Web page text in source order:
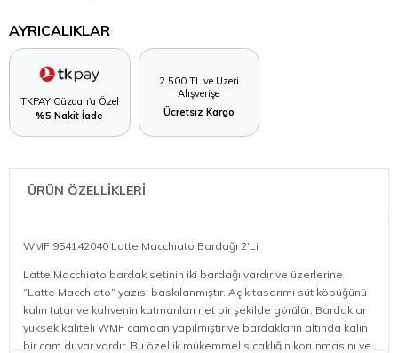
AYRICALIKLAR
TKPAY Cüzdan'a Özel
%5 Nakit İade
2.500 TL ve Üzeri
Alışverişe
Ücretsiz Kargo
ÜRÜN ÖZELLİKLERİ
WMF 954142040 Latte Macchıato Bardağı 2'Li
Latte Macchiato bardak setinin iki bardağı vardır ve üzerlerine
“Latte Macchiato” yazısı baskılanmıştır. Açık tasarımı süt köpüğünü
kalın tutar ve kahvenin katmanları net bir şekilde görülür. Bardaklar
yüksek kaliteli WMF camdan yapılmıştır ve bardakların altında kalın
bir cam duvar vardır. Bu özellik mükemmel sıcaklığın korunmasını ve